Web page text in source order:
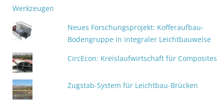
Neues Forschungsprojekt: Kofferaufbau-
Bodengruppe in integraler Leichtbauweise
CircEcon: Kreislaufwirtschaft für Composites
Zugstab-System für Leichtbau-Brücken